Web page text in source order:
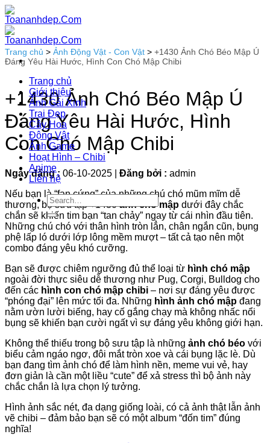
Bỏ
qua
nội
dung
Trang chủ
Giới thiệu
Ảnh Gái Xinh
Trai Đẹp
Cây Hoa
Động Vật
Ảnh Game
Hoạt Hình – Chibi
Anime
Liên hệ
Trang chủ > Ảnh Động Vật - Con Vật > +1430 Ảnh Chó Béo Mập Ú
Đáng Yêu Hài Hước, Hình Con Chó Mập Chibi
+1430 Ảnh Chó Béo Mập Ú
Đáng Yêu Hài Hước, Hình
Con Chó Mập Chibi
Ngày đăng : 06-10-2025 Đăng bởi : admin
Nếu bạn là “fan cứng” của những chú chó mũm mĩm dễ
thương, bộ sưu tập +1430ảnh chó mập dưới đây chắc
chắn sẽ khiến tim bạn “tan chảy” ngay từ cái nhìn đầu tiên.
Những chú chó với thân hình tròn lẳn, chân ngắn cũn, bụng
phệ lấp ló dưới lớp lông mềm mượt – tất cả tạo nên một
combo đáng yêu khó cưỡng.
Bạn sẽ được chiêm ngưỡng đủ thể loại từ hình chó mập
ngoài đời thực siêu dễ thương như Pug, Corgi, Bulldog cho
đến các hình con chó mập chibi – nơi sự đáng yêu được
“phóng đại” lên mức tối đa. Những hình ảnh chó mập đang
nằm ườn lười biếng, hay cố gắng chạy mà không nhấc nổi
bụng sẽ khiến bạn cười ngất vì sự đáng yêu không giới hạn.
Không thể thiếu trong bộ sưu tập là những ảnh chó béo với
biểu cảm ngáo ngơ, đôi mắt tròn xoe và cái bụng lặc lè. Dù
bạn đang tìm ảnh chó để làm hình nền, meme vui vẻ, hay
đơn giản là cần một liều “cute” để xả stress thì bộ ảnh này
chắc chắn là lựa chọn lý tưởng.
Hình ảnh sắc nét, đa dạng giống loài, có cả ảnh thật lẫn ảnh
vẽ chibi – đảm bảo bạn sẽ có một album “đốn tim” đúng
nghĩa!